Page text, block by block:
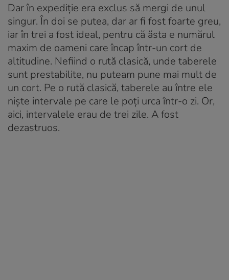
Dar în expediție era exclus să mergi de unul
singur. În doi se putea, dar ar fi fost foarte greu,
iar în trei a fost ideal, pentru că ăsta e numărul
maxim de oameni care încap într-un cort de
altitudine. Nefiind o rută clasică, unde taberele
sunt prestabilite, nu puteam pune mai mult de
un cort. Pe o rută clasică, taberele au între ele
niște intervale pe care le poți urca într-o zi. Or,
aici, intervalele erau de trei zile. A fost
dezastruos.